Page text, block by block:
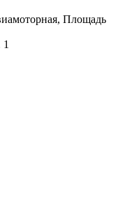
Площадь